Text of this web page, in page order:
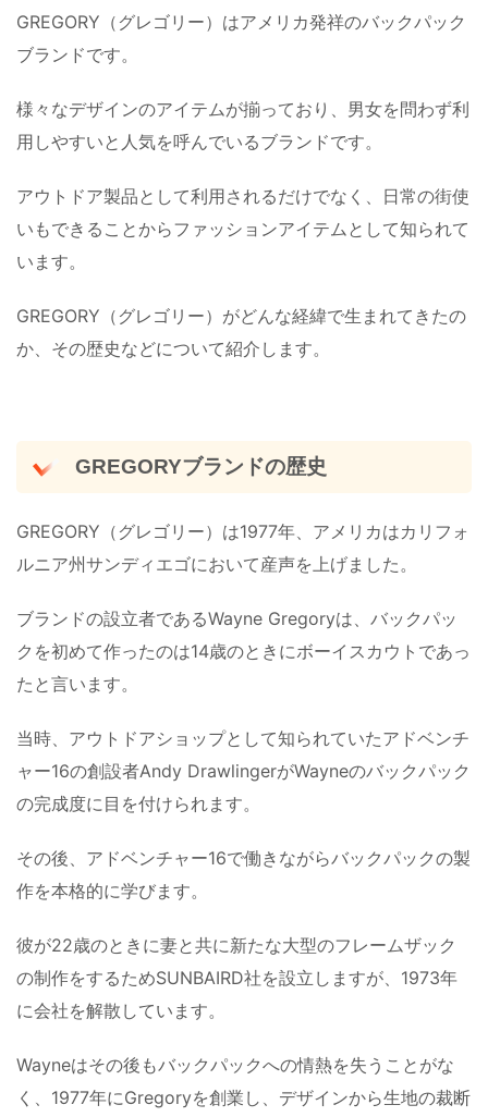
GREGORY（グレゴリー）はアメリカ発祥のバックパック
ブランドです。
様々なデザインのアイテムが揃っており、男女を問わず利
用しやすいと人気を呼んでいるブランドです。
アウトドア製品として利用されるだけでなく、日常の街使
いもできることからファッションアイテムとして知られて
います。
GREGORY（グレゴリー）がどんな経緯で生まれてきたの
か、その歴史などについて紹介します。
GREGORYブランドの歴史
GREGORY（グレゴリー）は1977年、アメリカはカリフォ
ルニア州サンディエゴにおいて産声を上げました。
ブランドの設立者であるWayne Gregoryは、バックパッ
クを初めて作ったのは14歳のときにボーイスカウトであっ
たと言います。
当時、アウトドアショップとして知られていたアドベンチ
ャー16の創設者Andy DrawlingerがWayneのバックパック
の完成度に目を付けられます。
その後、アドベンチャー16で働きながらバックパックの製
作を本格的に学びます。
彼が22歳のときに妻と共に新たな大型のフレームザック
の制作をするためSUNBAIRD社を設立しますが、1973年
に会社を解散しています。
Wayneはその後もバックパックへの情熱を失うことがな
く、1977年にGregoryを創業し、デザインから生地の裁断